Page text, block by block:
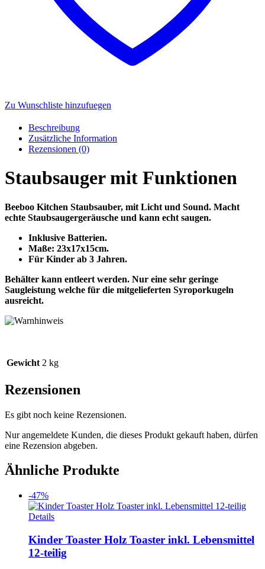
Zu Wunschliste hinzufuegen
Beschreibung
Zusätzliche Information
Rezensionen (0)
Staubsauger mit Funktionen
Beeboo Kitchen Staubsauber, mit Licht und Sound. Macht
echte Staubsaugergeräusche und kann echt saugen.
Inklusive Batterien.
Maße: 23x17x15cm.
Für Kinder ab 3 Jahren.
Behälter kann entleert werden. Nur eine sehr geringe
Saugleistung welche für die mitgelieferten Syroporkugeln
ausreicht.
Gewicht 2 kg
Rezensionen
Es gibt noch keine Rezensionen.
Nur angemeldete Kunden, die dieses Produkt gekauft haben, dürfen
eine Rezension abgeben.
Ähnliche Produkte
-47%
Details
Kinder Toaster Holz Toaster inkl. Lebensmittel
12-teilig